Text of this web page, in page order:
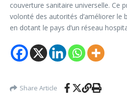
couverture sanitaire universelle. Ce
volonté des autorités d’améliorer le
en dotant le pays d’un réseau
Share Article